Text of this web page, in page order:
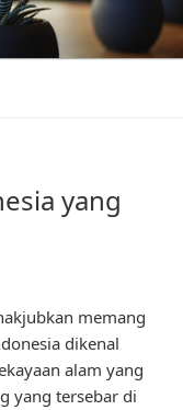
yang
memang
dikenal
alam yang
yang tersebar di